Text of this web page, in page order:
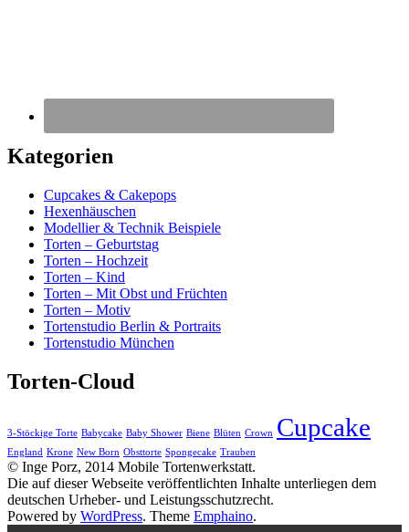
Kategorien
Cupcakes & Cakepops
Hexenhäuschen
Modellier & Technik Beispiele
Torten – Geburtstag
Torten – Hochzeit
Torten – Kind
Torten – Mit Obst und Früchten
Torten – Motiv
Tortenstudio Berlin & Portraits
Tortenstudio München
Torten-Cloud
3-Stöckige Torte Babycake Baby Shower Biene Blüten Crown Cupcake
England Krone New Born Obsttorte Spongecake Trauben
© Inge Porz, 2014 Mobile Tortenwerkstatt.
Die auf dieser Webseite veröffentlichten Inhalte unterliegen dem
deutschen Urheber- und Leistungsschutzrecht.
Powered by WordPress. Theme Emphaino.